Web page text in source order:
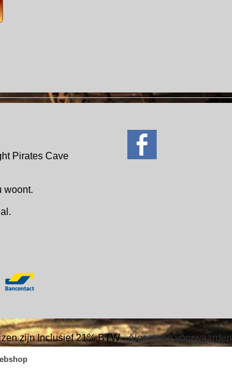
Pirates Cave
woont.
zijn Inclusief 21% BTW -Algemene voorwaarden